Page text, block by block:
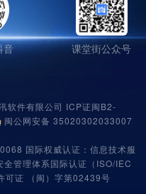
音 课堂街公众号
件有限公司 ICP证闽B2-
闽公网安备 35020302033007
国际权威认证： 信息技术服
管理体系国际认证（ISO/IEC
可证 （闽）字第02439号